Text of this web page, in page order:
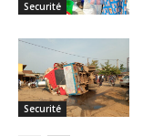
Securité
Securité